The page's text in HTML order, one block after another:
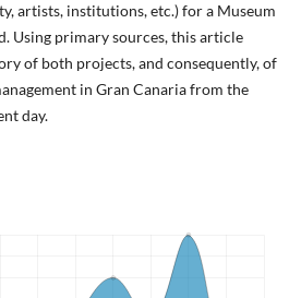
artists, institutions, etc.) for a Museum
Using primary sources, this article
of both projects, and consequently, of
in Gran Canaria from the
day.